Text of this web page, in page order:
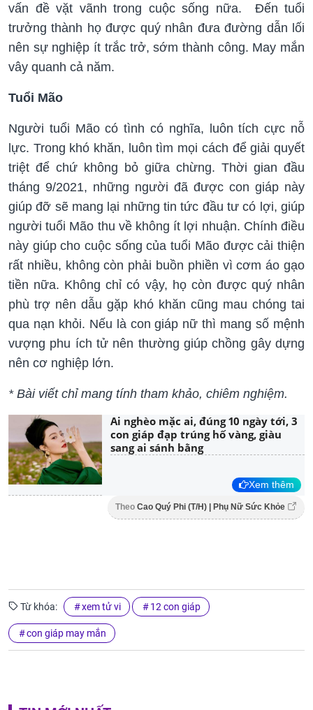
vấn đề vặt vãnh trong cuộc sống nữa. Đến tuổi
trưởng thành họ được quý nhân đưa đường dẫn lối
nên sự nghiệp ít trắc trở, sớm thành công. May mắn
vây quanh cả năm.
Tuổi Mão
Người tuổi Mão có tình có nghĩa, luôn tích cực nỗ
lực. Trong khó khăn, luôn tìm mọi cách để giải quyết
triệt để chứ không bỏ giữa chừng. Thời gian đầu
tháng 9/2021, những người đã được con giáp này
giúp đỡ sẽ mang lại những tin tức đầu tư có lợi, giúp
người tuổi Mão thu về không ít lợi nhuận. Chính điều
này giúp cho cuộc sống của tuổi Mão được cải thiện
rất nhiều, không còn phải buồn phiền vì cơm áo gạo
tiền nữa. Không chỉ có vậy, họ còn được quý nhân
phù trợ nên dẫu gặp khó khăn cũng mau chóng tai
qua nạn khỏi. Nếu là con giáp nữ thì mang số mệnh
vượng phu ích tử nên thường giúp chồng gây dựng
nên cơ nghiệp lớn.
* Bài viết chỉ mang tính tham khảo, chiêm nghiệm.
Ai nghèo mặc ai, đúng 10 ngày tới, 3
con giáp đạp trúng hố vàng, giàu
sang ai sánh bằng
Xem thêm
Theo Cao Quý Phi (T/H) | Phụ Nữ Sức Khỏe
Từ khóa: xem tử vi 12 con giáp
con giáp may mắn